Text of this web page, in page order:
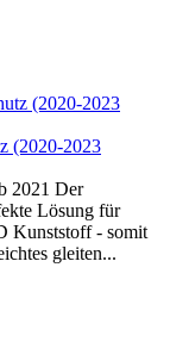
(2020-2023
2021 Der
Lösung für
Kunststoff - somit
gleiten...